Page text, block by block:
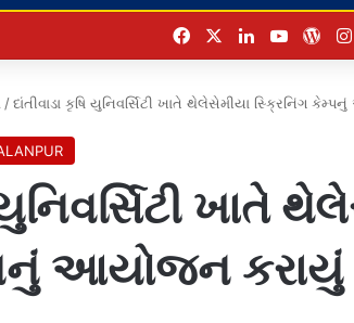
FacebookLinkedInYouTube
/ દાંતીવાડા કૃષિ યુનિવર્સિટી ખાતે થેલેસેમીયા સ્ક્રિનિંગ
યુનિવર્સિટી ખાતે
આયોજન કરાયું